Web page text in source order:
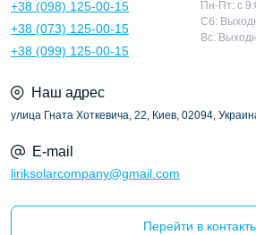
+38 (098) 125-00-15
+38 (073) 125-00-15
+38 (099) 125-00-15
Пн-Пт: с
Сб:
Вс:
Наш адрес
улица Гната Хоткевича, 22, Киев, 02094,
E-mail
liriksolarcompany@gmail.com
Перейти в